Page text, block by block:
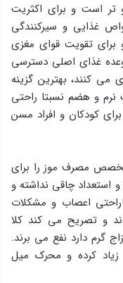
تر است و برای اكثريت
غذایی و سیرکنندگی
برای تقويت قوای مغزی
غذای اصلی دسترسی
می كنند، بهترین گزینه
و هضم نسبتا راحتی
کودکان و افراد مسن
مصرف موز را برای
استعداد چاقی نداشته و
اعصاب و مشكلات
و تصریح می کند كلا
گرم دارد نفع می برند.
زیاد کرده و محرک میل